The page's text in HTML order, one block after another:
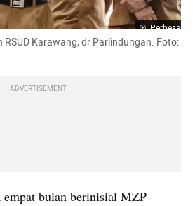
Perbesar
RSUD Karawang, dr Parlindungan. Foto:
ADVERTISEMENT
empat bulan berinisial MZP